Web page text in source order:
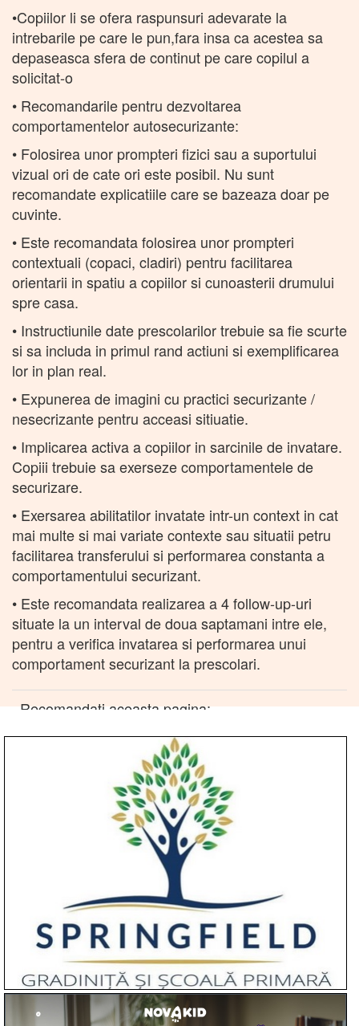
•Copiilor li se ofera raspunsuri adevarate la
intrebarile pe care le pun,fara insa ca acestea sa
depaseasca sfera de continut pe care copilul a
solicitat-o
• Recomandarile pentru dezvoltarea
comportamentelor autosecurizante:
• Folosirea unor prompteri fizici sau a suportului
vizual ori de cate ori este posibil. Nu sunt
recomandate explicatiile care se bazeaza doar pe
cuvinte.
• Este recomandata folosirea unor prompteri
contextuali (copaci, cladiri) pentru facilitarea
orientarii in spatiu a copiilor si cunoasterii drumului
spre casa.
• Instructiunile date prescolarilor trebuie sa fie scurte
si sa includa in primul rand actiuni si exemplificarea
lor in plan real.
• Expunerea de imagini cu practici securizante /
nesecrizante pentru acceasi sitiuatie.
• Implicarea activa a copiilor in sarcinile de invatare.
Copiii trebuie sa exerseze comportamentele de
securizare.
• Exersarea abilitatilor invatate intr-un context in cat
mai multe si mai variate contexte sau situatii petru
facilitarea transferului si performarea constanta a
comportamentului securizant.
• Este recomandata realizarea a 4 follow-up-uri
situate la un interval de doua saptamani intre ele,
pentru a verifica invatarea si performarea unui
comportament securizant la prescolari.
Recomandati aceasta pagina: